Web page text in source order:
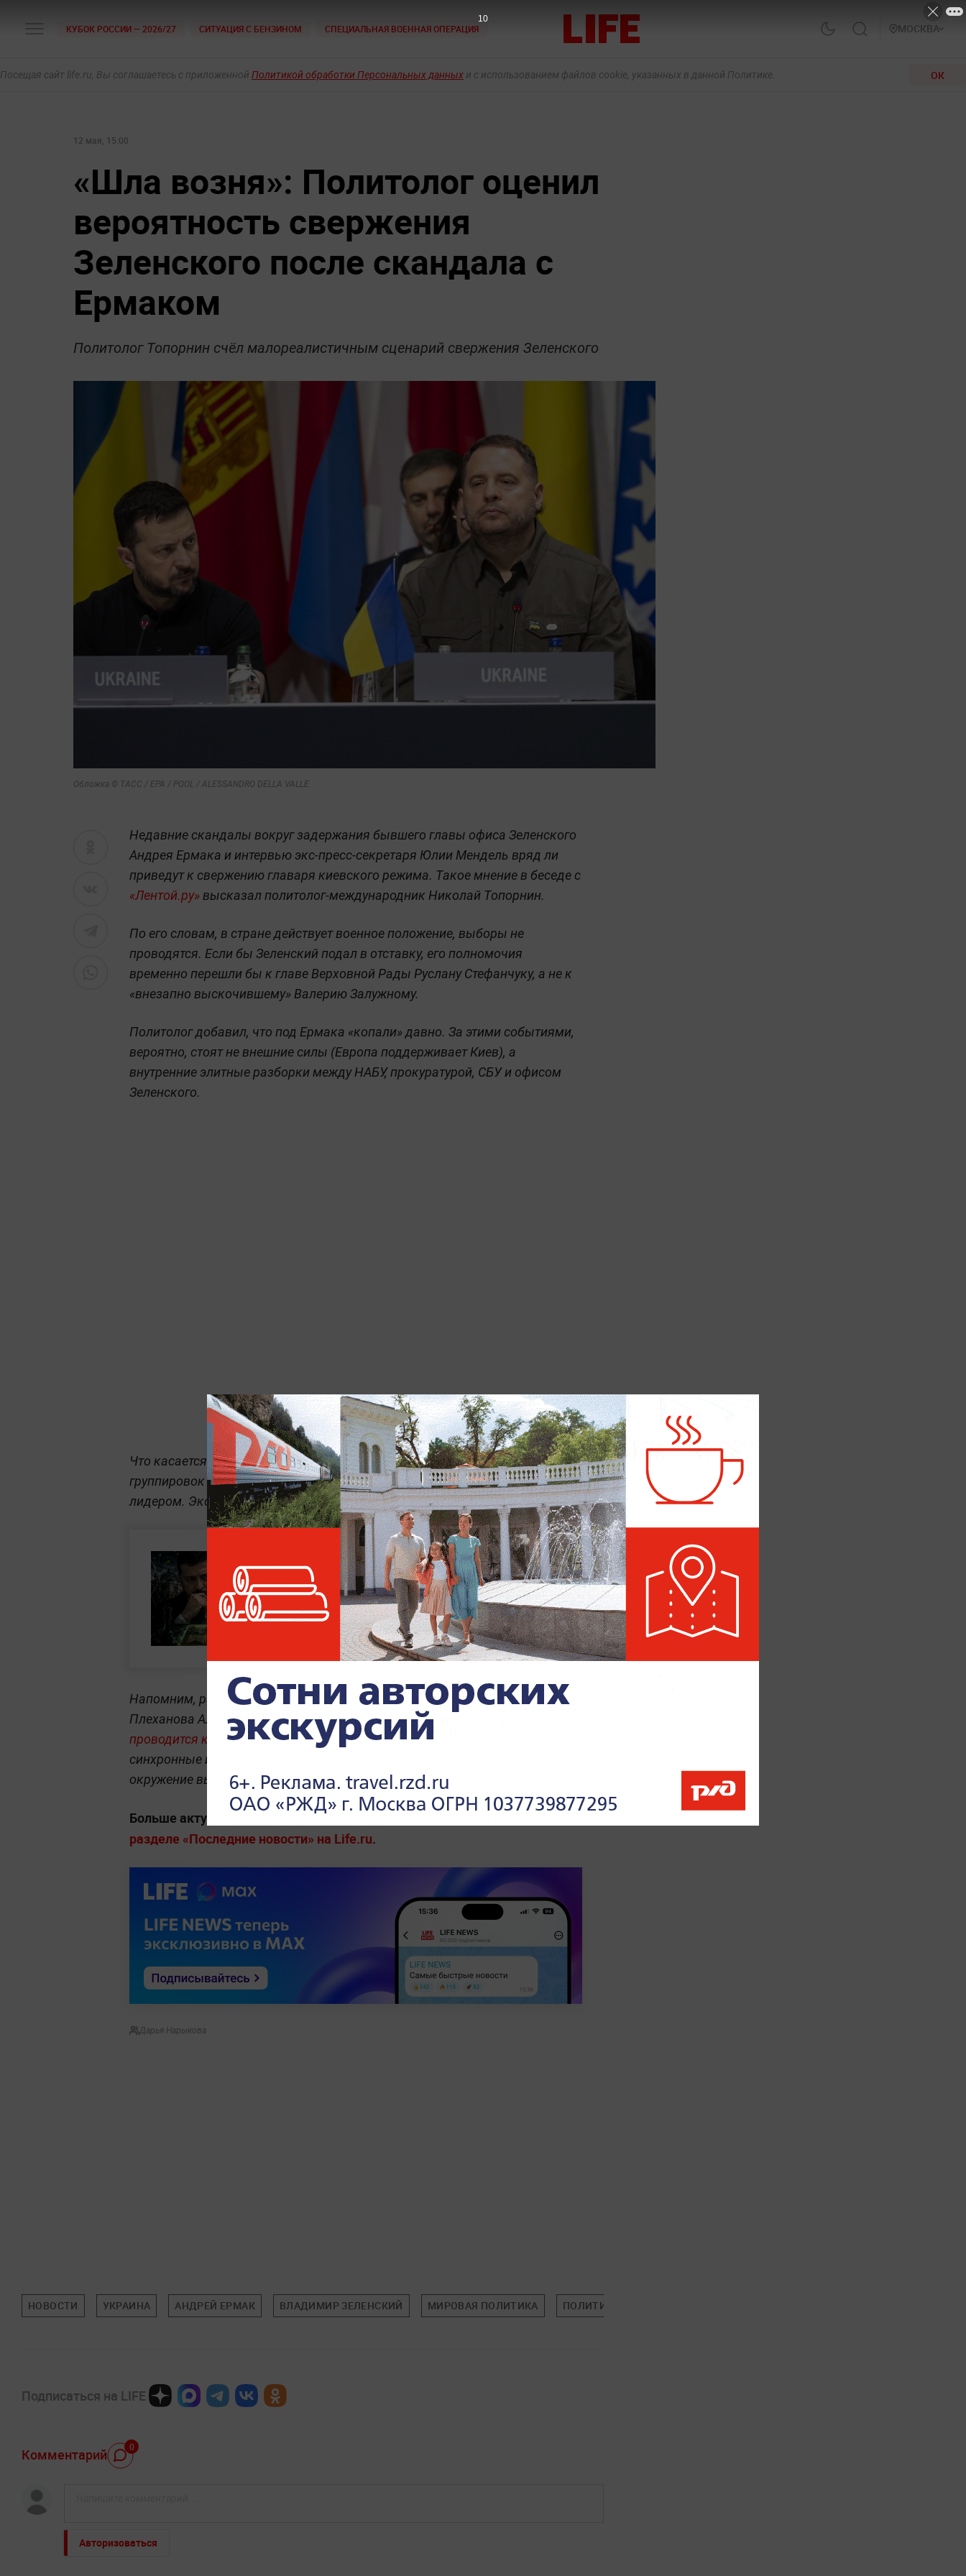
КУБОК РОССИИ — 2026/27 СИТУАЦИЯ С БЕНЗИНОМ СПЕЦИАЛЬНАЯ ВОЕННАЯ ОПЕРАЦИЯ МОСКВА
Посещая сайт life.ru, Вы соглашаетесь с приложенной Политикой обработки Персональных данных и с использованием файлов cookie, указанных в данной Политике. ОК
12 мая, 15:00
«Шла возня»: Политолог оценил
вероятность свержения
Зеленского после скандала с
Ермаком
Политолог Топорнин счёл малореалистичным сценарий свержения Зеленского
Обложка © ТАСС / EPA / POOL / ALESSANDRO DELLA VALLE
Недавние скандалы вокруг задержания бывшего главы офиса Зеленского
Андрея Ермака и интервью экс-пресс-секретаря Юлии Мендель вряд ли
приведут к свержению главаря киевского режима. Такое мнение в беседе с
«Лентой.ру»высказал политолог-международник Николай Топорнин.
По его словам, в стране действует военное положение, выборы не
проводятся. Если бы Зеленский подал в отставку, его полномочия
временно перешли бы к главе Верховной Рады Руслану Стефанчуку, а не к
«внезапно выскочившему» Валерию Залужному.
Политолог добавил, что под Ермака «копали» давно. За этими событиями,
вероятно, стоят не внешние силы (Европа поддерживает Киев), а
внутренние элитные разборки между НАБУ, прокуратурой, СБУ и офисом
Зеленского.
Что касается Мендель, она, по всей видимости, входит в одну из
группировок и имеет виды на возвращение в политику с каким-то другим
лидером. Эксперт не исключил, что её выступление — заказ.
Семёрка мечей против
Влюблённых: таро
показали, может ли Ермак
потянуть Зеленского на дно
Напомним, ранее доцент кафедры политического анализа РЭУ имени
Плеханова Александр Перенджиев заявил, чтона Украине якобы
проводится кампания по свержению Зеленского. По его словам,
синхронные информационные атаки на главаря киевского режима и его
окружение выглядят неслучайно.
Больше актуальных событий в режиме реального времени —
разделе «Последние новости» на Life.ru.
Дарья Нарыкова
НОВОСТИ УКРАИНА АНДРЕЙ ЕРМАК ВЛАДИМИР ЗЕЛЕНСКИЙ МИРОВАЯ ПОЛИТИКА ПОЛИТИКА
Подписаться на LIFE
Комментарий 0
Авторизоваться
9